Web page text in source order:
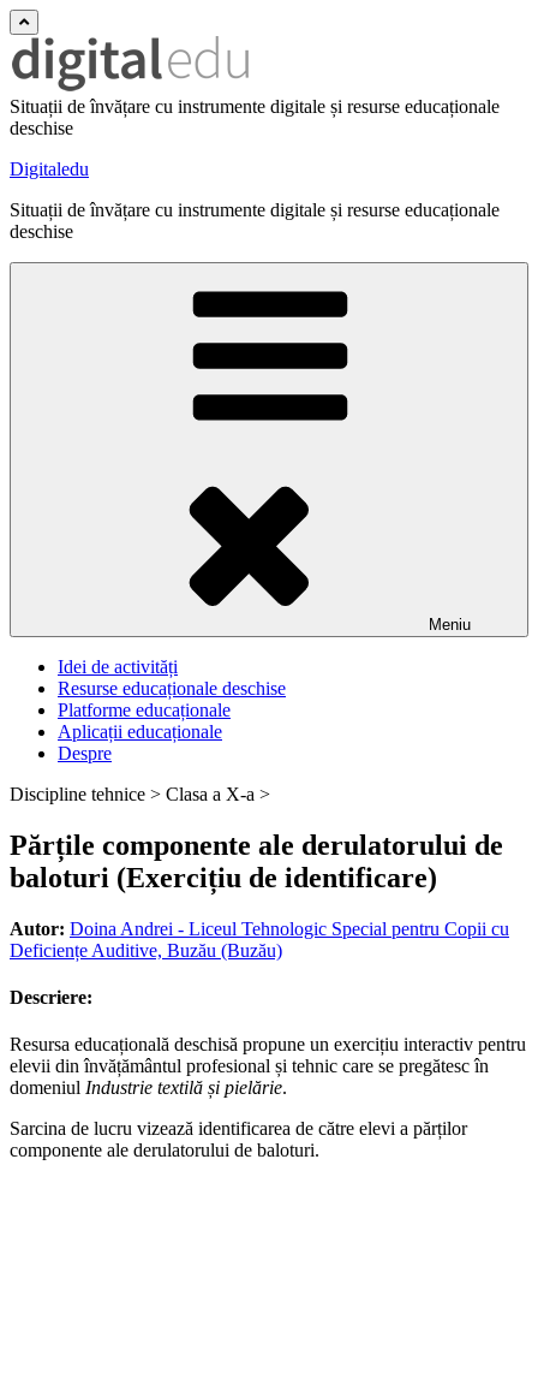
Situații de învățare cu instrumente digitale și resurse educaționale
deschise
Digitaledu
Situații de învățare cu instrumente digitale și resurse educaționale
deschise
Meniu
Idei de activități
Resurse educaționale deschise
Platforme educaționale
Aplicații educaționale
Despre
Discipline tehnice > Clasa a X-a >
Părțile componente ale derulatorului de
baloturi (Exercițiu de identificare)
Autor: Doina Andrei - Liceul Tehnologic Special pentru Copii cu
Deficiențe Auditive, Buzău (Buzău)
Descriere:
Resursa educațională deschisă propune un exercițiu interactiv pentru
elevii din învățământul profesional și tehnic care se pregătesc în
domeniul Industrie textilă și pielărie.
Sarcina de lucru vizează identificarea de către elevi a părților
componente ale derulatorului de baloturi.